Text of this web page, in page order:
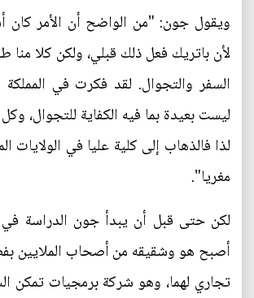
ويقول جون: "من الواضح أن الأمر كان
لأن باتريك فعل ذلك قبلي، ولكن كلا
السفر والتجوال. لقد فكرت في المملكة
ليست بعيدة بما فيه الكفاية للتجوال،
لذا فالذهاب إلى كلية عليا في الولايات
مغريا".
لكن حتى قبل أن يبدأ جون الدراسة في
أصبح هو وشقيقه من أصحاب الملايين
تجاري لهما، وهو شركة برمجيات تمكن